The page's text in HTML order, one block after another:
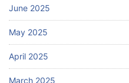
June 2025
May 2025
April 2025
March 2025